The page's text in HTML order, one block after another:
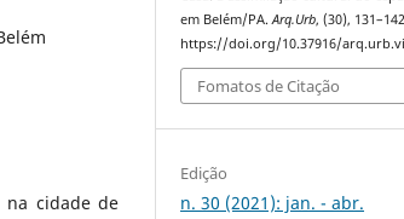
na cidade de
em Belém/PA.Arq.Urb, (30),
https://doi.org/10.37916/
Fomatos de Citação
Edição
n. 30 (2021): jan. - abr.